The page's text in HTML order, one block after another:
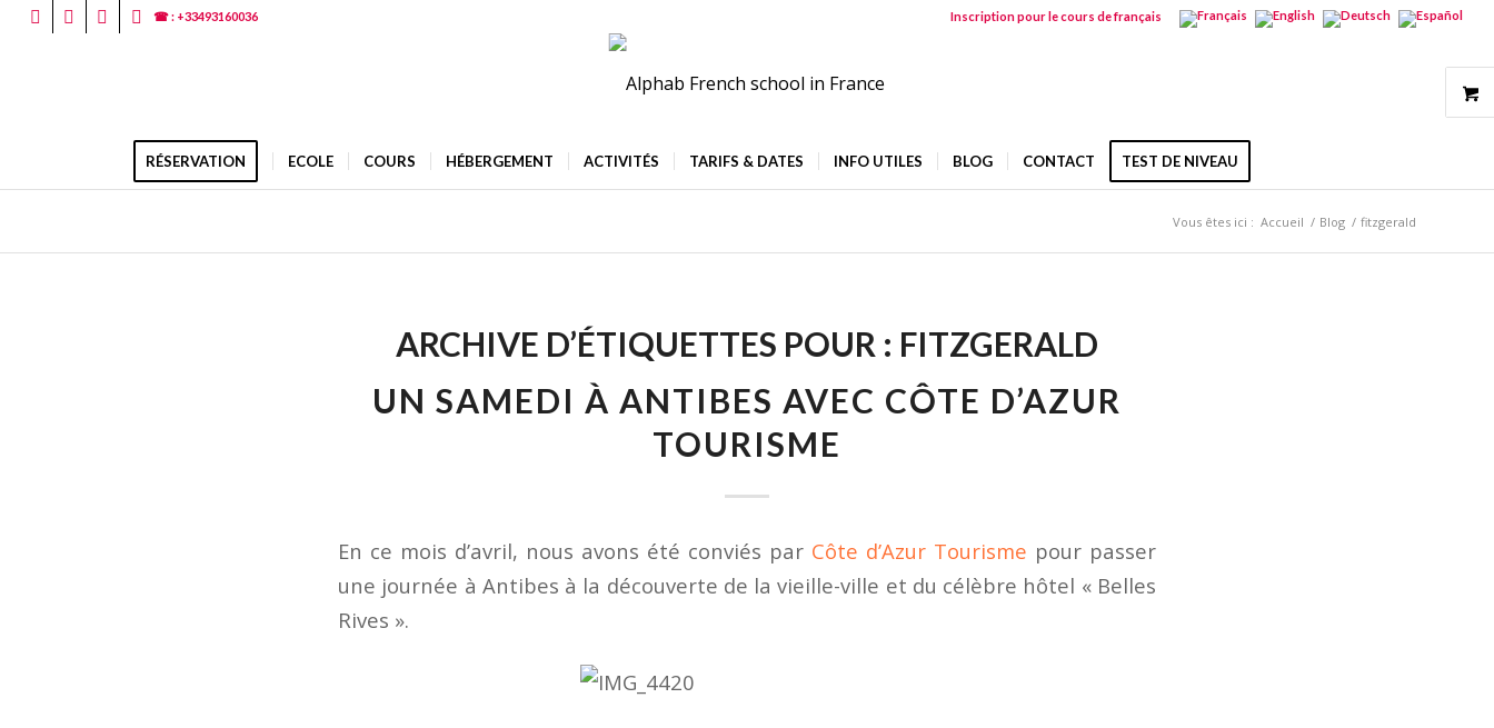
Inscription pour le cours de français
☎ : +33493160036
RÉSERVATION ECOLE COURS HÉBERGEMENT ACTIVITÉS TARIFS & DATES INFO UTILES BLOG CONTACT TEST DE NIVEAU
Vous êtes ici : Accueil / Blog / fitzgerald
ARCHIVE D’ÉTIQUETTES POUR : FITZGERALD
UN SAMEDI À ANTIBES AVEC CÔTE D’AZUR
TOURISME
En ce mois d’avril, nous avons été conviés par Côte d’Azur Tourisme pour passer
une journée à Antibes à la découverte de la vieille-ville et du célèbre hôtel « Belles
Rives ».